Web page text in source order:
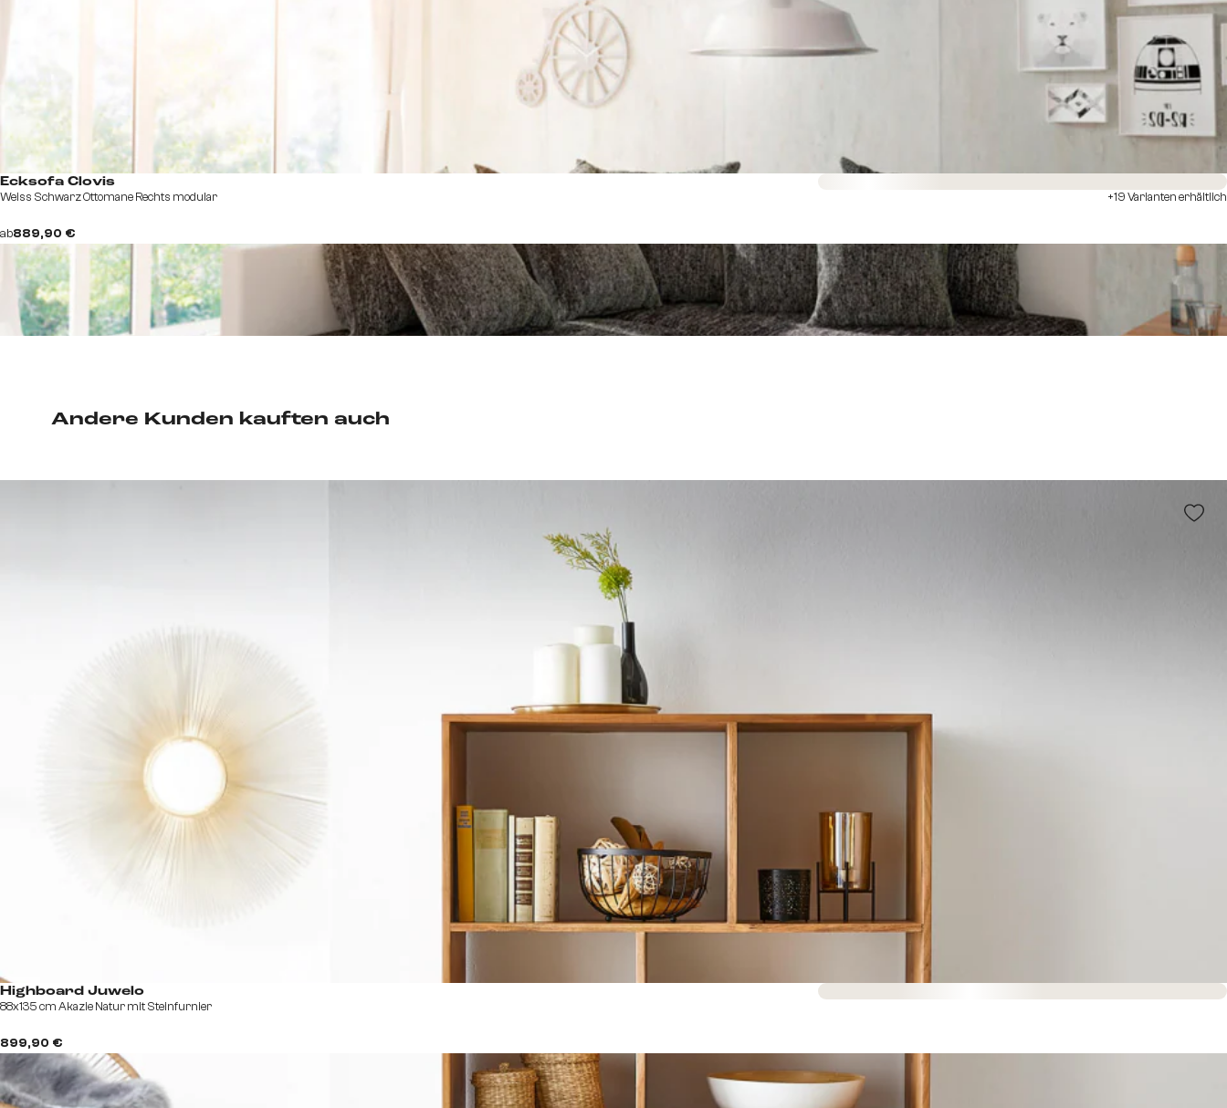
Andere Kunden kauften auch
Highboard Juwelo
88x135 cm Akazie Natur mit Steinfurnier
899,90 €
Sofort versandfertig
Ecksofa Clovis
Weiss Schwarz Ottomane Rechts modular
ab889,90 €
Sofort versandfertig
+19 Varianten erhältlich